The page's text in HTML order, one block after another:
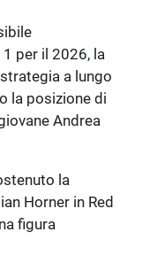
per il 2026, la
a lungo
la posizione di
Andrea
la
Horner in Red
figura